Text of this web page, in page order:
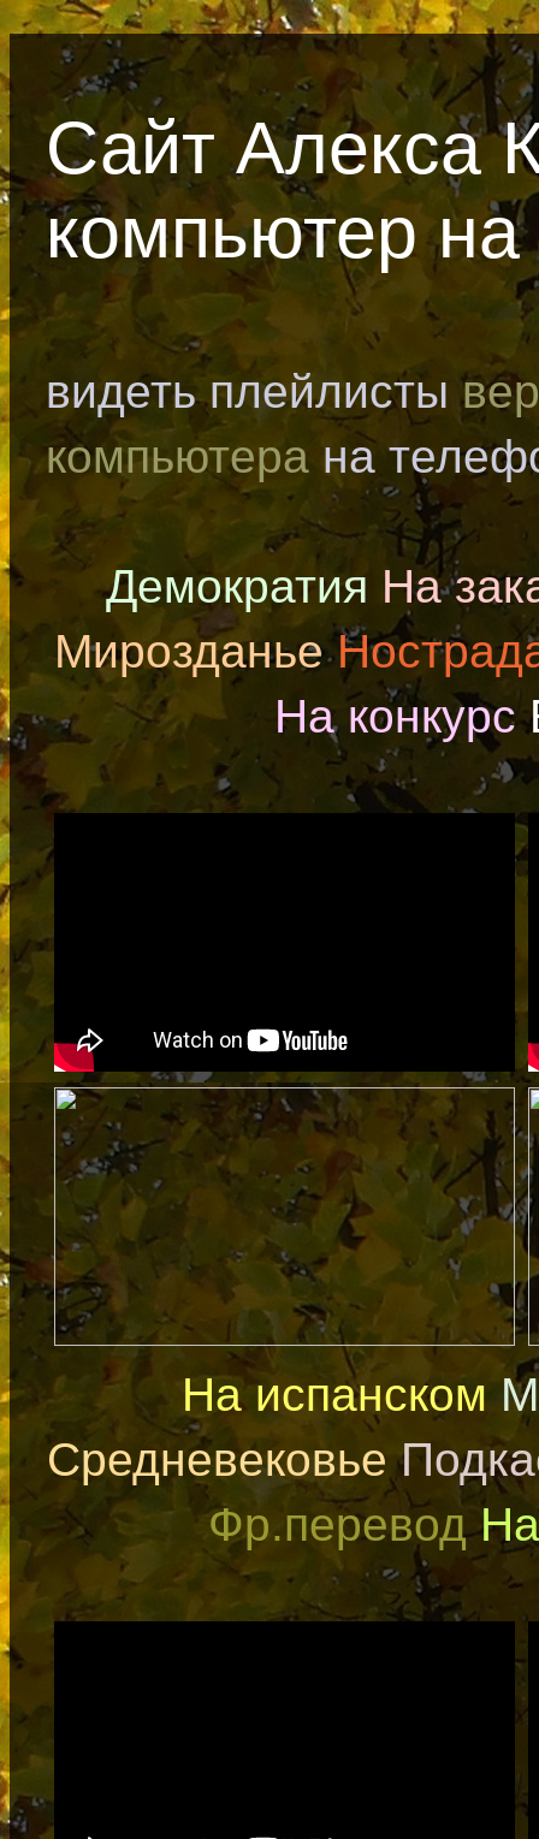
Сайт Алекса
компьютер
видеть плейлисты
компьютера на
Демократия На
Мирозданье
На конкурс
На испанском
Средневековье
Фр.перевод